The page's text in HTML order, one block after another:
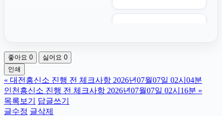
위자료
좋아요 0 싫어요 0
인쇄
« 대전흥신소 진행 전 체크사항 2026년07월07일 02시04분
인천흥신소 진행 전 체크사항 2026년07월07일 02시16분 »
목록보기
답글쓰기
글수정 글삭제